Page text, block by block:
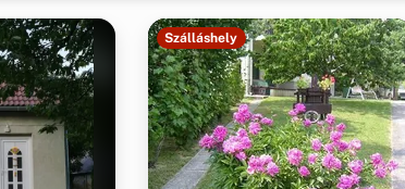
Szálláshely